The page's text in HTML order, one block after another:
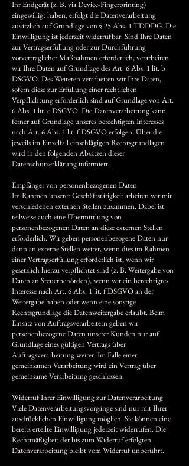
Ihr Endgerät (z. B. via Device-Fingerprinting)
eingewilligt haben, erfolgt die Datenverarbeitung
zusätzlich auf Grundlage von § 25 Abs. 1 TDDDG. Die
Einwilligung ist jederzeit widerrufbar. Sind Ihre Daten
zur Vertragserfüllung oder zur Durchführung
vorvertraglicher Maßnahmen erforderlich, verarbeiten
wir Ihre Daten auf Grundlage des Art. 6 Abs. 1 lit. b
DSGVO. Des Weiteren verarbeiten wir Ihre Daten,
sofern diese zur Erfüllung einer rechtlichen
Verpflichtung erforderlich sind auf Grundlage von Art.
6 Abs. 1 lit. c DSGVO. Die Datenverarbeitung kann
ferner auf Grundlage unseres berechtigten Interesses
nach Art. 6 Abs. 1 lit. f DSGVO erfolgen. Über die
jeweils im Einzelfall einschlägigen Rechtsgrundlagen
wird in den folgenden Absätzen dieser
Datenschutzerklärung informiert.
Empfänger von personenbezogenen Daten
Im Rahmen unserer Geschäftstätigkeit arbeiten wir mit
verschiedenen externen Stellen zusammen. Dabei ist
teilweise auch eine Übermittlung von
personenbezogenen Daten an diese externen Stellen
erforderlich. Wir geben personenbezogene Daten nur
dann an externe Stellen weiter, wenn dies im Rahmen
einer Vertragserfüllung erforderlich ist, wenn wir
gesetzlich hierzu verpflichtet sind (z. B. Weitergabe von
Daten an Steuerbehörden), wenn wir ein berechtigtes
Interesse nach Art. 6 Abs. 1 lit. f DSGVO an der
Weitergabe haben oder wenn eine sonstige
Rechtsgrundlage die Datenweitergabe erlaubt. Beim
Einsatz von Auftragsverarbeitern geben wir
personenbezogene Daten unserer Kunden nur auf
Grundlage eines gültigen Vertrags über
Auftragsverarbeitung weiter. Im Falle einer
gemeinsamen Verarbeitung wird ein Vertrag über
gemeinsame Verarbeitung geschlossen.
Widerruf Ihrer Einwilligung zur Datenverarbeitung
Viele Datenverarbeitungsvorgänge sind nur mit Ihrer
ausdrücklichen Einwilligung möglich. Sie können eine
bereits erteilte Einwilligung jederzeit widerrufen. Die
Rechtmäßigkeit der bis zum Widerruf erfolgten
Datenverarbeitung bleibt vom Widerruf unberührt.